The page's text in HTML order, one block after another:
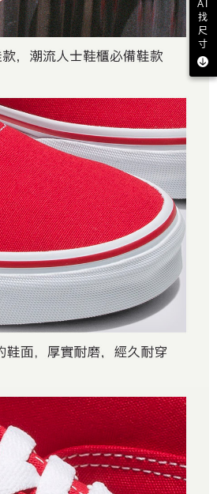
AI
找
尺
寸